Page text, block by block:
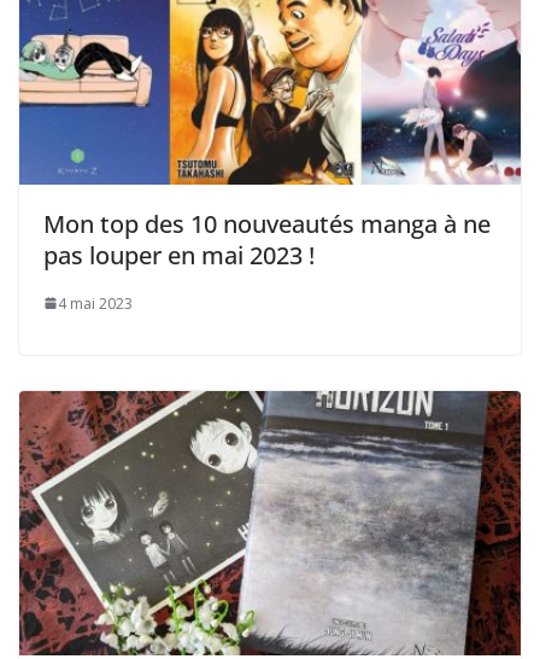
Mon top des 10 nouveautés manga à ne
pas louper en mai 2023 !
4 mai 2023